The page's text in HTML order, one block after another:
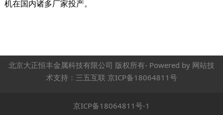
机在国内诸多厂家投产。
北京大正恒丰金属科技有限公司 版权所有- Powered by 网站技
术支持：三五互联 京ICP备18064811号
京ICP备18064811号-1